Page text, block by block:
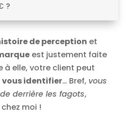
?
de perception et
est justement faite
à elle, votre client peut
vous identifier… Bref, vous
derrière les fagots,
moi !